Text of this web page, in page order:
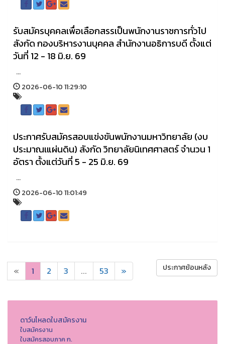
รับสมัครบุคคลเพื่อเลือกสรรเป็นพนักงานราชการทั่วไป
สังกัด กองบริหารงานบุคคล สำนักงานอธิการบดี ตั้งแต่
วันที่ 12 - 18 มิ.ย. 69
...
2026-06-10 11:29:10
ประกาศรับสมัครสอบแข่งขันพนักงานมหาวิทยาลัย (งบ
ประมาณเแผ่นดิน) สังกัด วิทยาลัยนิเทศศาสตร์ จำนวน 1
อัตรา ตั้งแต่วันที่ 5 - 25 มิ.ย. 69
...
2026-06-10 11:01:49
« 1 2 3 ... 53 » ประกาศย้อนหลัง
ดาว์นโหลดใบสมัครงาน
ใบสมัครงาน
ใบสมัครสอบภาค ก.